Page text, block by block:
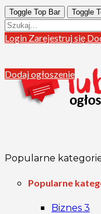
Toggle Top Bar Toggle
Login Zarejestruj się
Dodaj ogłoszenie
Popularne
Popularne
Biznes 3